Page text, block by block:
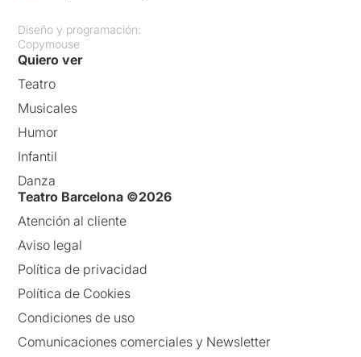
Diseño y programación:
Copymouse
Quiero ver
Teatro
Musicales
Humor
Infantil
Danza
Teatro Barcelona ©2026
Atención al cliente
Aviso legal
Política de privacidad
Política de Cookies
Condiciones de uso
Comunicaciones comerciales y Newsletter